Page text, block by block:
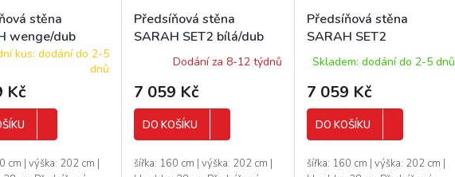
stěna
wenge/dub
kus: dodání do 2-5
dnů
Kč
cm | výška: 202 cm |
Předsíňová stěna
SARAH SET2 bílá/dub
artisanDodání za 8-12 týdnů
7 059 Kč
DO KOŠÍKU
šířka: 160 cm | výška: 202 cm |
Předsíňová stěna
SARAH SET2
wenge/dub mléčný
Skladem: dodání do 2-5 dnů
7 059 Kč
DO KOŠÍKU
šířka: 160 cm | výška: 202 cm |